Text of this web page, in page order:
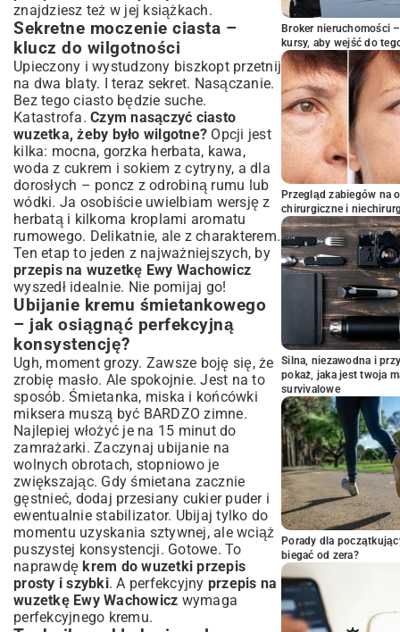
znajdziesz też w jej książkach.
Sekretne moczenie ciasta –
klucz do wilgotności
Upieczony i wystudzony biszkopt przetnij
na dwa blaty. I teraz sekret. Nasączanie.
Bez tego ciasto będzie suche.
Katastrofa. Czym nasączyć ciasto
wuzetka, żeby było wilgotne? Opcji jest
kilka: mocna, gorzka herbata, kawa,
woda z cukrem i sokiem z cytryny, a dla
dorosłych – poncz z odrobiną rumu lub
wódki. Ja osobiście uwielbiam wersję z
herbatą i kilkoma kroplami aromatu
rumowego. Delikatnie, ale z charakterem.
Ten etap to jeden z najważniejszych, by
przepis na wuzetkę Ewy Wachowicz
wyszedł idealnie. Nie pomijaj go!
Ubijanie kremu śmietankowego
– jak osiągnąć perfekcyjną
konsystencję?
Ugh, moment grozy. Zawsze boję się, że
zrobię masło. Ale spokojnie. Jest na to
sposób. Śmietanka, miska i końcówki
miksera muszą być BARDZO zimne.
Najlepiej włożyć je na 15 minut do
zamrażarki. Zaczynaj ubijanie na
wolnych obrotach, stopniowo je
zwiększając. Gdy śmietana zacznie
gęstnieć, dodaj przesiany cukier puder i
ewentualnie stabilizator. Ubijaj tylko do
momentu uzyskania sztywnej, ale wciąż
puszystej konsystencji. Gotowe. To
naprawdękrem do wuzetki przepis
prosty i szybki. A perfekcyjny przepis na
wuzetkę Ewy Wachowicz wymaga
perfekcyjnego kremu.
Broker nieruchomości
kursy, aby wejść do
Przegląd zabiegów na
chirurgiczne i
Silna, niezawodna i
pokaż, jaka jest twoja
survivalowe
Porady dla
biegać od zera?